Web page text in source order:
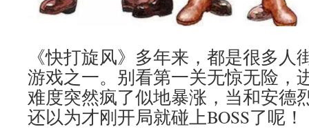
《快打旋风》多年来，都是很多人
游戏之一。别看第一关无惊无险，
难度突然疯了似地暴涨，当和安德
还以为才刚开局就碰上BOSS了呢！